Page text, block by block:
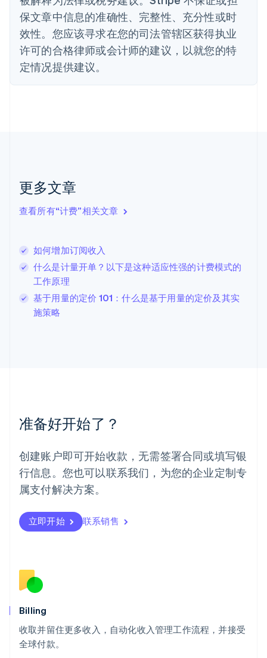
保文章中信息的准确性、完整性、充分性或时
效性。您应该寻求在您的司法管辖区获得执业
许可的合格律师或会计师的建议，以就您的特
定情况提供建议。
更多文章
查看所有“计费”相关文章
如何增加订阅收入
什么是计量开单？以下是这种适应性强的计费模式的
工作原理
基于用量的定价 101：什么是基于用量的定价及其实
施策略
准备好开始了？
创建账户即可开始收款，无需签署合同或填写银
行信息。您也可以联系我们，为您的企业定制专
属支付解决方案。
立即开始 联系销售
Billing
收取并留住更多收入，自动化收入管理工作流程，并接受
全球付款。
丹麦
English
德国
Deutsch English
法国
FrançaisEnglish
芬兰
克罗地亚
EnglishItaliano
拉脱维亚
English
列支敦士登
DeutschEnglish
卢森堡
FrançaisDeutsch
罗马尼亚
English
挪威
葡萄牙
Português English
日本
日本語English
瑞典
瑞士
DeutschFrançais
English
斯洛文尼亚
泰国
ไทยEnglish
希腊
English